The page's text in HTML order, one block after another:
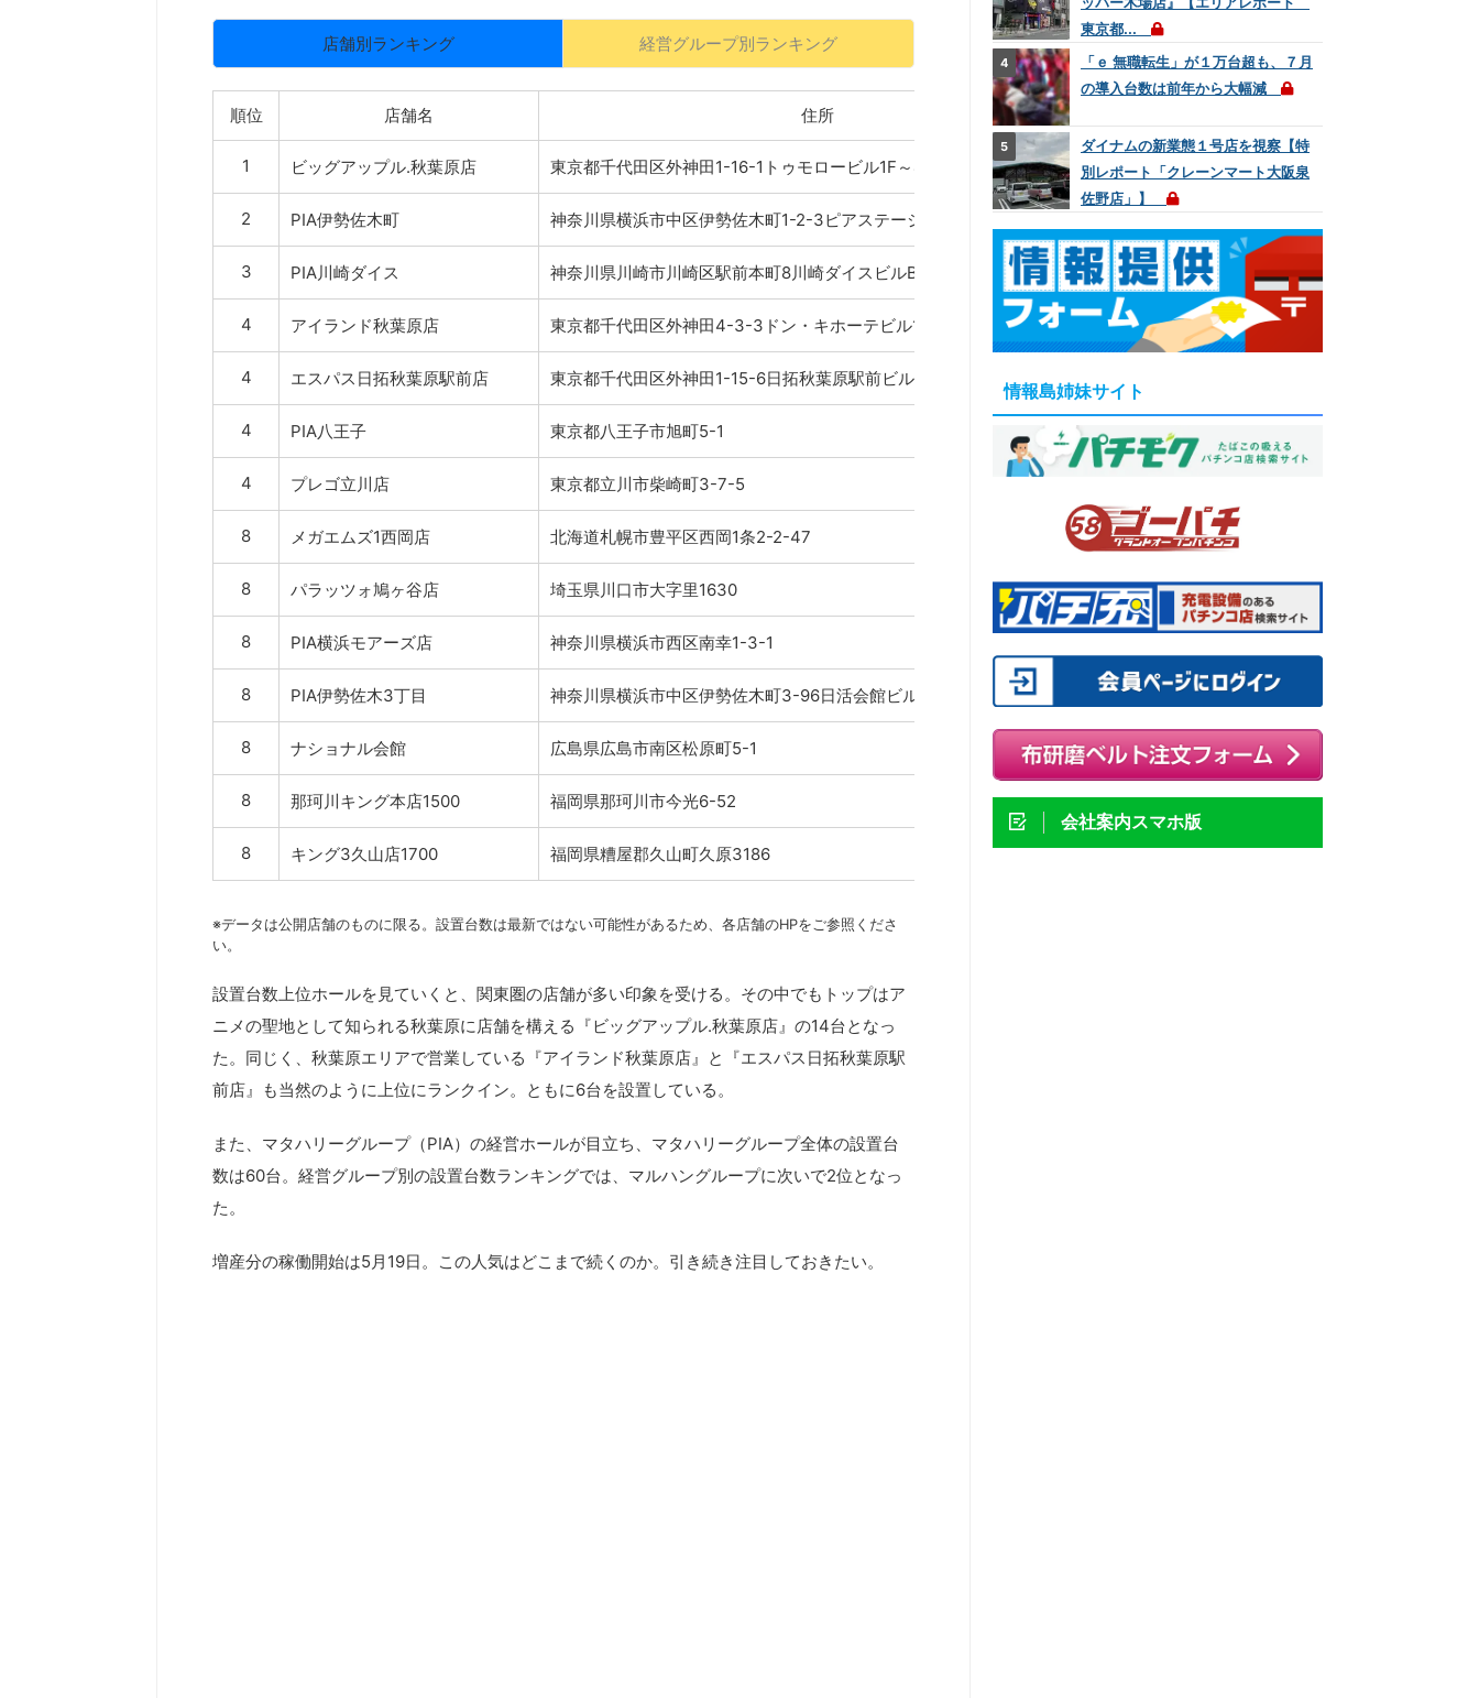
店舗別ランキング 経営グループ別ランキング
順位 店舗名 住所
1 ビッグアップル.秋葉原店 東京都千代田区外神田1-16-1トゥモロービル1F～4F 14
2 PIA伊勢佐木町 神奈川県横浜市中区伊勢佐木町1-2-3ピアステーション1～4F 12
3 PIA川崎ダイス 神奈川県川崎市川崎区駅前本町8川崎ダイスビルB1 8
4 アイランド秋葉原店 東京都千代田区外神田4-3-3ドン・キホーテビル1～B1F 6
4 エスパス日拓秋葉原駅前店 東京都千代田区外神田1-15-6日拓秋葉原駅前ビル
4 PIA八王子 東京都八王子市旭町5-1
4 プレゴ立川店 東京都立川市柴崎町3-7-5
8 メガエムズ1西岡店 北海道札幌市豊平区西岡1条2-2-47 5
8 パラッツォ鳩ヶ谷店 埼玉県川口市大字里1630 5
8 PIA横浜モアーズ店 神奈川県横浜市西区南幸1-3-1
8 PIA伊勢佐木3丁目 神奈川県横浜市中区伊勢佐木町3-96日活会館ビル1・2F 5
8 ナショナル会館 広島県広島市南区松原町5-1 5
8 那珂川キング本店1500 福岡県那珂川市今光6-52 5
8 キング3久山店1700 福岡県糟屋郡久山町久原3186 5
※データは公開店舗のものに限る。設置台数は最新ではない可能性があるため、各店舗のHPをご参照くださ
い。
設置台数上位ホールを見ていくと、関東圏の店舗が多い印象を受ける。その中でもトップはア
ニメの聖地として知られる秋葉原に店舗を構える『ビッグアップル.秋葉原店』の14台となっ
た。同じく、秋葉原エリアで営業している『アイランド秋葉原店』と『エスパス日拓秋葉原駅
前店』も当然のように上位にランクイン。ともに6台を設置している。
また、マタハリーグループ（PIA）の経営ホールが目立ち、マタハリーグループ全体の設置台
数は60台。経営グループ別の設置台数ランキングでは、マルハングループに次いで2位となっ
た。
増産分の稼働開始は5月19日。この人気はどこまで続くのか。引き続き注目しておきたい。
東京都...
「ｅ 無職転生」が１万台超も、７月
の導入台数は前年から大幅減
ダイナムの新業態１号店を視察【特
別レポート「クレーンマート大阪泉
佐野店」】
情報島姉妹サイト
会社案内スマホ版